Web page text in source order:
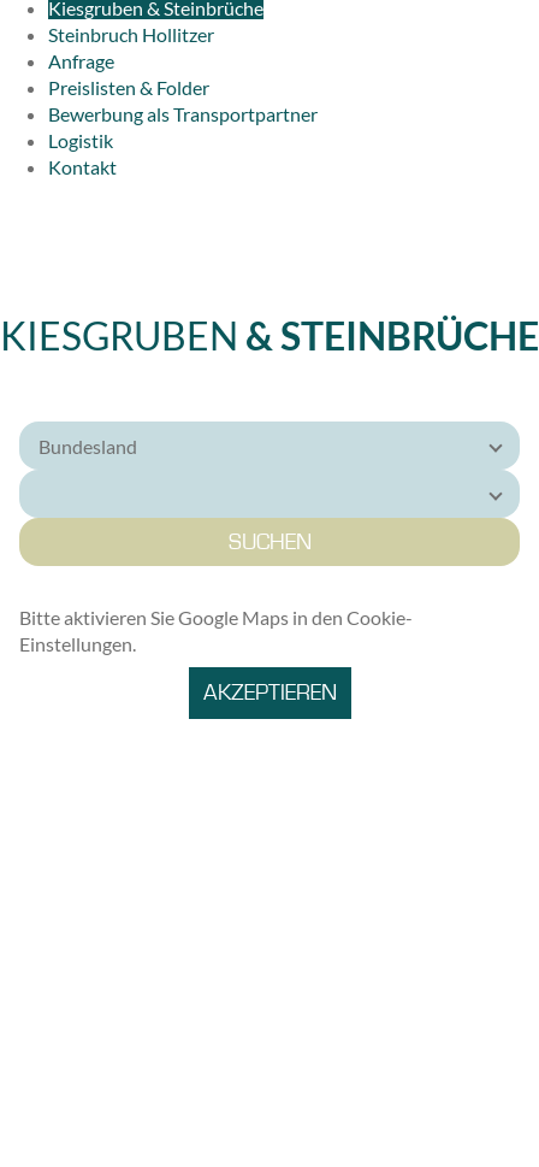
Kiesgruben & Steinbrüche
Steinbruch Hollitzer
Anfrage
Preislisten & Folder
Bewerbung als Transportpartner
Logistik
Kontakt
KIESGRUBEN & STEINBRÜCHE
SUCHEN
Bitte aktivieren Sie Google Maps in den Cookie-
Einstellungen.
AKZEPTIEREN